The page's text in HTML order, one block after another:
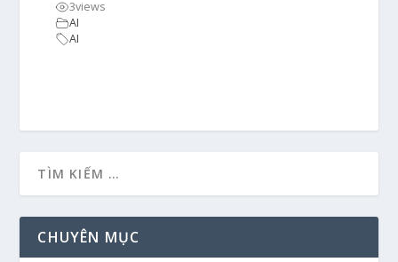
3views
AI
AI
CHUYÊN MỤC